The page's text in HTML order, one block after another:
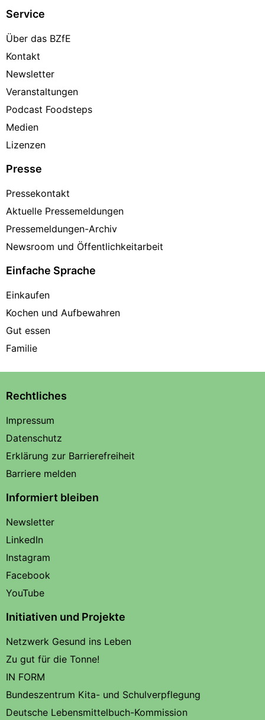
Service
Über das BZfE
Kontakt
Newsletter
Veranstaltungen
Podcast Foodsteps
Medien
Lizenzen
Presse
Pressekontakt
Aktuelle Pressemeldungen
Pressemeldungen-Archiv
Newsroom und Öffentlichkeitarbeit
Einfache Sprache
Einkaufen
Kochen und Aufbewahren
Gut essen
Familie
Rechtliches
Impressum
Datenschutz
Erklärung zur Barrierefreiheit
Barriere melden
Informiert bleiben
Newsletter
LinkedIn
Instagram
Facebook
YouTube
Initiativen und Projekte
Netzwerk Gesund ins Leben
Zu gut für die Tonne!
IN FORM
Bundeszentrum Kita- und Schulverpflegung
Deutsche Lebensmittelbuch-Kommission